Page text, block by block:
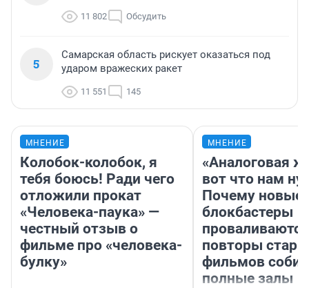
11 802 Обсудить
5
Самарская область рискует оказаться под
ударом вражеских ракет
11 551 145
МНЕНИЕ
Колобок-колобок, я
тебя боюсь! Ради чего
отложили прокат
«Человека-паука» —
честный отзыв о
фильме про «человека-
булку»
МНЕНИЕ
«Аналоговая
вот что нам
Почему новые
блокбастеры
повторы
фильмов
полные залы